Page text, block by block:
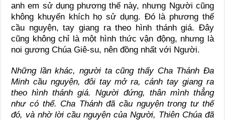
anh em sử dụng phương thế này, nhưng Người cũng
không khuyến khích họ sử dụng. Đó là phương thế
cầu nguyện, tay giang ra theo hình thánh giá. Đây
cũng không chỉ là một hình thức vận động, nhưng là
noi gương Chúa Giê-su, nên đồng nhất với Người.
Những lần khác, người ta cũng thấy Cha Thánh Đa
Minh cầu nguyện, đôi tay mở ra, cánh tay giang ra
theo hình thánh giá. Người đứng, thân mình thẳng
như có thể. Cha Thánh đã cầu nguyện trong tư thế
đó, và nhờ lời cầu nguyện của Người, Thiên Chúa đã